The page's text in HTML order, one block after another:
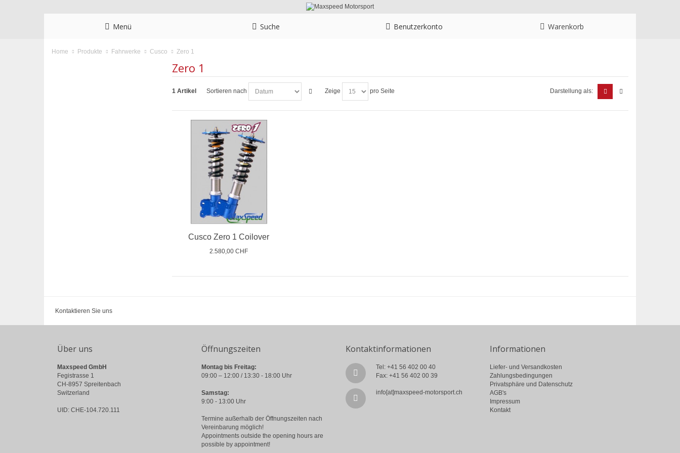
Menü Suche Benutzerkonto Warenkorb
Home Produkte Fahrwerke Cusco Zero 1
Zero 1
1 Artikel Sortieren nach Zeige pro Seite Darstellung als:
Cusco Zero 1 Coilover
2.580,00 CHF
Kontaktieren Sie uns
Über uns
Maxspeed GmbH
Fegistrasse 1
CH-8957 Spreitenbach
Switzerland
UID: CHE-104.720.111
Öffnungszeiten
Montag bis Freitag:
09:00 – 12:00 / 13:30 - 18:00 Uhr
Samstag:
9:00 - 13:00 Uhr
Termine außerhalb der Öffnungszeiten nach
Vereinbarung möglich!
Appointments outside the opening hours are
possible by appointment!
Kontaktinformationen
Tel: +41 56 402 00 40
Fax: +41 56 402 00 39
info[at]maxspeed-motorsport.ch
Informationen
Liefer- und Versandkosten
Zahlungsbedingungen
Privatsphäre und Datenschutz
AGB's
Impressum
Kontakt